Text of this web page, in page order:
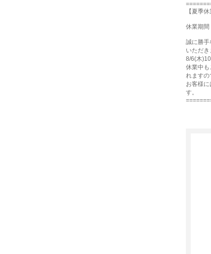
【夏季
休業期間
誠に勝手
いただき
8/6(木
休業中も
れますの
お客様
す。